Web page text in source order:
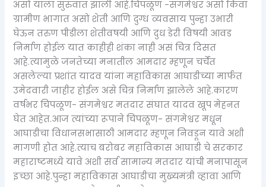
असो याला सुरुवात झाली आहे.चिपळूण -संगमेश्वर असो किंवा
ग्रामीण भागात असो शेती आणि दुग्ध व्यवसाय पुन्हा उभारी
घेऊन तरुण पीडीला शेतीवषयी आणि दुध डेरी विषयी आवड
निर्माण होईल यात काहीही शंका नाही असं चित्र दिसत
आहे.त्यामुळे जनतेच्या मनातील आमदार म्हणून चर्चेत
असलेल्या प्रशांत यादव यांना महाविकास आघाडीच्या मार्फत
उमेदवारी जाहीर होईल असे चित्र निर्माण झालेले आहे.कारण
वर्षभर चिपळूण- संगमेश्वर मतदार संघात यादव खूप मेहनत
घेत आहेत.आज त्यांच्या रूपाने चिपळूण- संगमेश्वर मधून
आघाडीचा विधानसभासाठी आमदार म्हणून निवडून यावे अशी
मागणी होत आहे.त्याच बरोबर महाविकास आघाडी चे सरकार
महाराष्टमध्ये यावे अशी सर्व सामान्य मतदार यांची मनापासून
इच्छा आहे.पुन्हा महाविकास आघाडीचा मुख्यमंत्री व्हावा आणि